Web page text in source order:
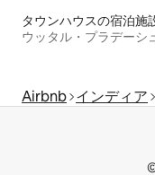
タウンハウスの宿泊施
ウッタル・プラデーシ
Airbnb インディア